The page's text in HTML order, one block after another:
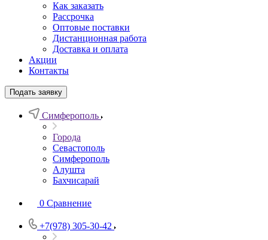
Как заказать
Рассрочка
Оптовые поставки
Дистанционная работа
Доставка и оплата
Акции
Контакты
Подать заявку
Симферополь
Города
Севастополь
Симферополь
Алушта
Бахчисарай
0 Сравнение
+7(978) 305-30-42